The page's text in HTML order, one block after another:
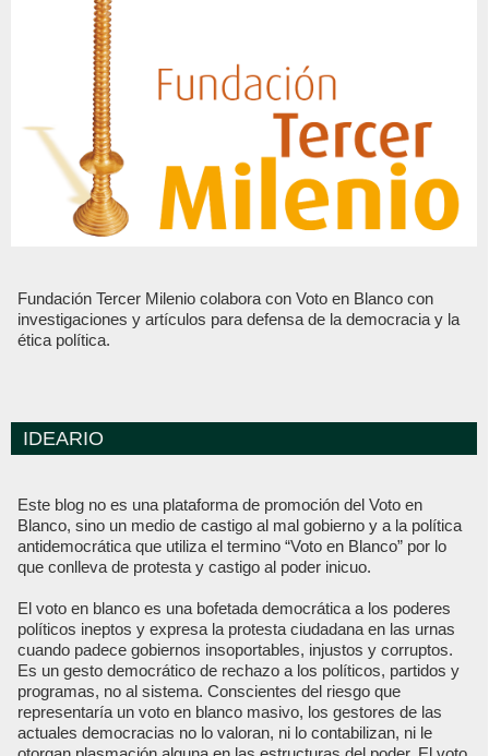
Fundación Tercer Milenio colabora con Voto en Blanco con
investigaciones y artículos para defensa de la democracia y la
ética política.
IDEARIO
Este blog no es una plataforma de promoción del Voto en
Blanco, sino un medio de castigo al mal gobierno y a la política
antidemocrática que utiliza el termino “Voto en Blanco” por lo
que conlleva de protesta y castigo al poder inicuo.
El voto en blanco es una bofetada democrática a los poderes
políticos ineptos y expresa la protesta ciudadana en las urnas
cuando padece gobiernos insoportables, injustos y corruptos.
Es un gesto democrático de rechazo a los políticos, partidos y
programas, no al sistema. Conscientes del riesgo que
representaría un voto en blanco masivo, los gestores de las
actuales democracias no lo valoran, ni lo contabilizan, ni le